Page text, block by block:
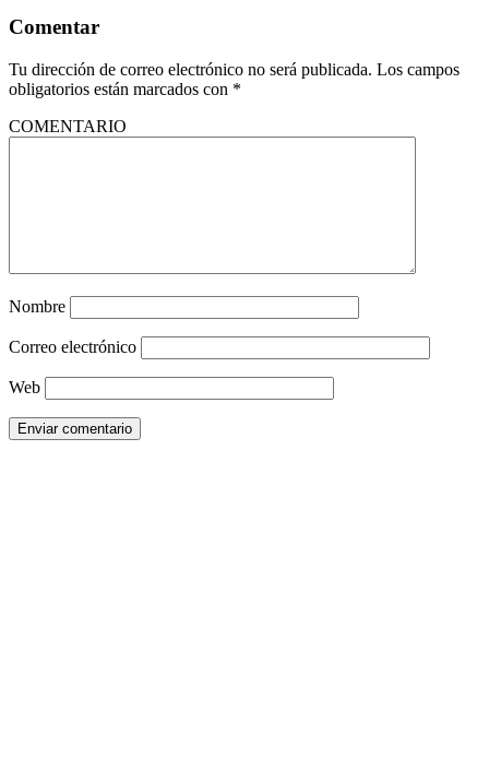
Comentar
Tu dirección de correo electrónico no será publicada. Los campos
obligatorios están marcados con *
COMENTARIO
Nombre
Correo electrónico
Web